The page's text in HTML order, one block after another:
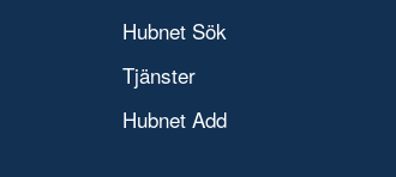
Hubnet Sök
Tjänster
Hubnet Add